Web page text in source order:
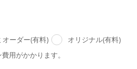
オーダー(有料)
オリジナル(有料)
用がかかります。